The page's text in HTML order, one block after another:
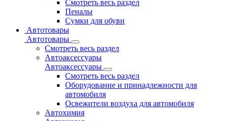
Смотреть весь раздел
Пеналы
Сумки для обуви
Автотовары
Автотовары
Смотреть весь раздел
Автоаксессуары
Автоаксессуары
Смотреть весь раздел
Оборудование и принадлежности для
автомобиля
Освежители воздуха для автомобиля
Автохимия